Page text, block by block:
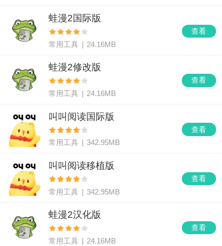
查看
蛙漫2国际版
常用工具 | 24.16MB
查看
蛙漫2修改版
常用工具 | 24.16MB
查看
叫叫阅读国际版
常用工具 342.95MB
查看
叫叫阅读移植版
常用工具 | 342.95MB
查看
蛙漫2汉化版
常用工具 | 24.16MB